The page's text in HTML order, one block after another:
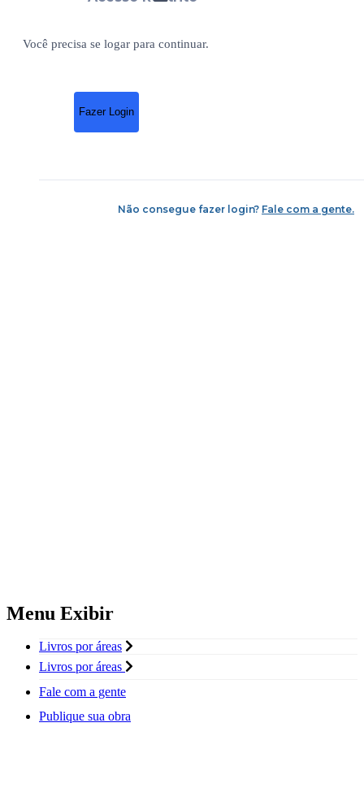
Você precisa se logar para continuar.
Fazer Login
Não consegue fazer login? Fale com a gente.
Menu Exibir
Livros por áreas
Livros por áreas
Fale com a gente
Publique sua obra